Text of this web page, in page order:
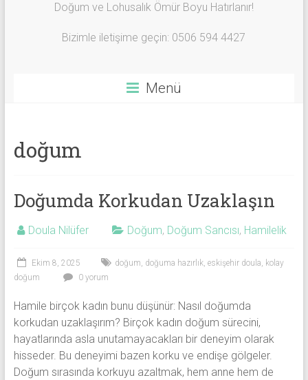
Doğum ve Lohusalık Ömür Boyu Hatırlanır!
Bizimle iletişime geçin: 0506 594 4427
Menü
doğum
Doğumda Korkudan Uzaklaşın
Doula Nilüfer Doğum, Doğum Sancısı, Hamilelik
Ekim 8, 2025 doğum, doğuma hazırlık, eskişehir doula, kolay
doğum
0 yorum
Hamile birçok kadın bunu düşünür: Nasıl doğumda
korkudan uzaklaşırım? Birçok kadın doğum sürecini,
hayatlarında asla unutamayacakları bir deneyim olarak
hisseder. Bu deneyimi bazen korku ve endişe gölgeler.
Doğum sırasında korkuyu azaltmak, hem anne hem de